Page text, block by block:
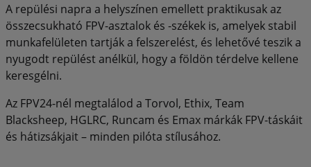
A repülési napra a helyszínen emellett praktikusak az
összecsukható FPV-asztalok és -székek is, amelyek stabil
munkafelületen tartják a felszerelést, és lehetővé teszik a
nyugodt repülést anélkül, hogy a földön térdelve kellene
keresgélni.
Az FPV24-nél megtalálod a Torvol, Ethix, Team
Blacksheep, HGLRC, Runcam és Emax márkák FPV-táskáit
és hátizsákjait – minden pilóta stílusához.